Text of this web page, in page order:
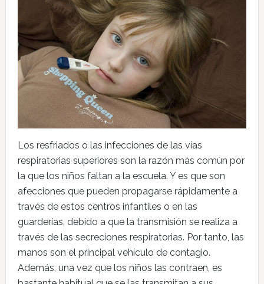
Los resfriados o las infecciones de las vías
respiratorias superiores son la razón más común por
la que los niños faltan a la escuela. Y es que son
afecciones que pueden propagarse rápidamente a
través de estos centros infantiles o en las
guarderías, debido a que la transmisión se realiza a
través de las secreciones respiratorias. Por tanto, las
manos son el principal vehículo de contagio.
Además, una vez que los niños las contraen, es